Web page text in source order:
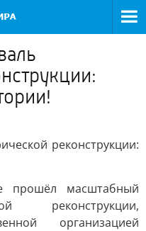
реконструкции:
масштабный
реконструкции,
организацией